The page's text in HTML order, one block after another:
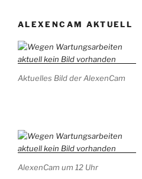
ALEXENCAM AKTUELL
Aktuelles Bild der AlexenCam
AlexenCam um 12 Uhr